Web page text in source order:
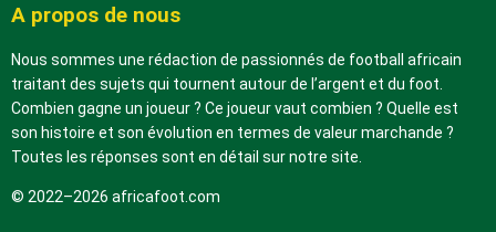
A propos de nous
Nous sommes une rédaction de passionnés de football africain
traitant des sujets qui tournent autour de l’argent et du foot.
Combien gagne un joueur ? Ce joueur vaut combien ? Quelle est
son histoire et son évolution en termes de valeur marchande ?
Toutes les réponses sont en détail sur notre site.
© 2022–2026 africafoot.com